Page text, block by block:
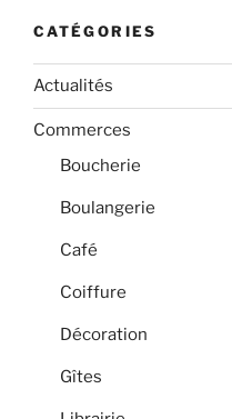
CATÉGORIES
Actualités
Commerces
Boucherie
Boulangerie
Café
Coiffure
Décoration
Gîtes